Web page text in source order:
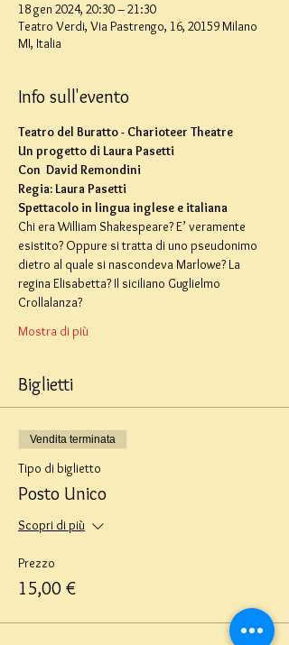
18 gen 2024, 20:30 – 21:30
Teatro Verdi, Via Pastrengo, 16, 20159 Milano
MI, Italia
Info sull'evento
Teatro del Buratto - Charioteer Theatre
Un progetto di Laura Pasetti
Con  David Remondini
Regia: Laura Pasetti
Spettacolo in lingua inglese e italiana
Chi era William Shakespeare? E’ veramente
esistito? Oppure si tratta di uno pseudonimo
dietro al quale si nascondeva Marlowe? La
regina Elisabetta? Il siciliano Guglielmo
Crollalanza?
Mostra di più
Biglietti
Vendita terminata
Tipo di biglietto
Posto Unico
Scopri di più
Prezzo
15,00 €